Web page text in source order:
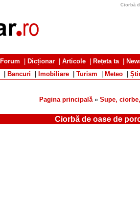
Ciorbă
Forum Dicționar Articole Rețeta ta|
Bancuri Imobiliare Turism Meteo
Pagina principală» Supe,
Ciorbă de oase de